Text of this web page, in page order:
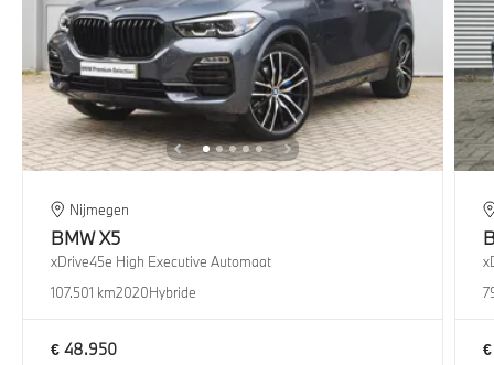
Nijmegen
BMWX5
xDrive45e High Executive Automaat
107.501 km2020Hybride
€ 48.950